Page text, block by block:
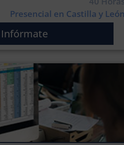
Presencial en Castilla y
Infórmate